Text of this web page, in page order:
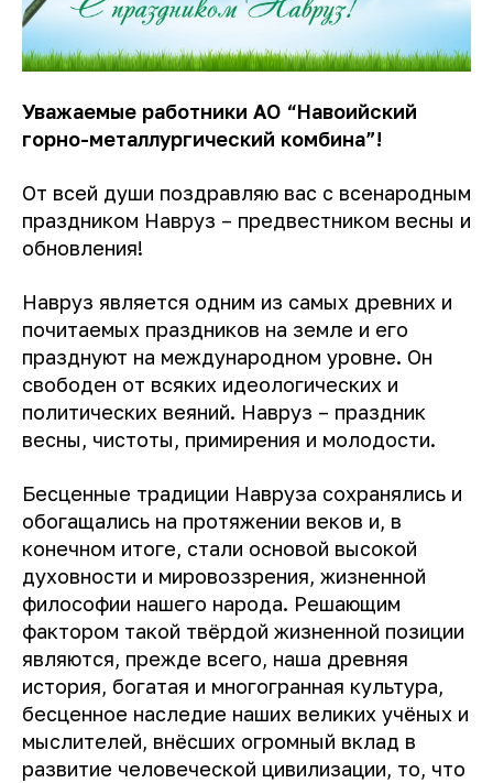
Уважаемые работники АО “Навоийский
горно-металлургический комбина”!
От всей души поздравляю вас с всенародным
праздником Навруз – предвестником весны и
обновления!
Навруз является одним из самых древних и
почитаемых праздников на земле и его
празднуют на международном уровне. Он
свободен от всяких идеологических и
политических веяний. Навруз – праздник
весны, чистоты, примирения и молодости.
Бесценные традиции Навруза сохранялись и
обогащались на протяжении веков и, в
конечном итоге, стали основой высокой
духовности и мировоззрения, жизненной
философии нашего народа. Решающим
фактором такой твёрдой жизненной позиции
являются, прежде всего, наша древняя
история, богатая и многогранная культура,
бесценное наследие наших великих учёных и
мыслителей, внёсших огромный вклад в
развитие человеческой цивилизации, то, что